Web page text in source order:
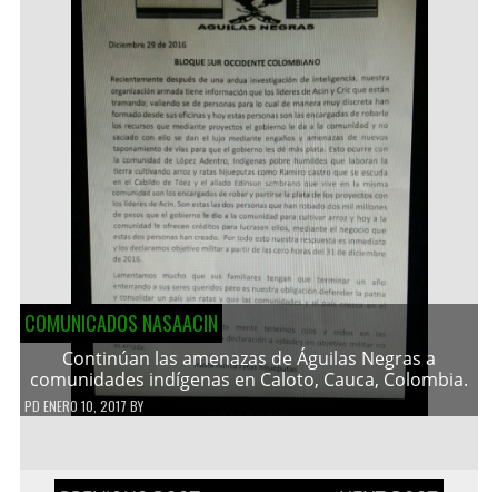
COMUNICADOS NASAACIN
Continúan las amenazas de Águilas Negras a
comunidades indígenas en Caloto, Cauca, Colombia.
PD ENERO 10, 2017 BY